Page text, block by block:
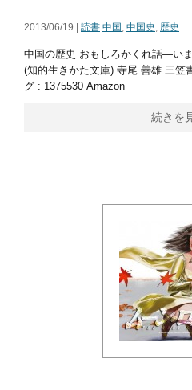
2013/06/19 | 読書 中国 , 中国史 , 歴史
中国の歴史 おもしろかくれ話―い
(知的生きかた文庫) 寺尾 善雄 三笠
グ : 1375530 Amazon
続きを